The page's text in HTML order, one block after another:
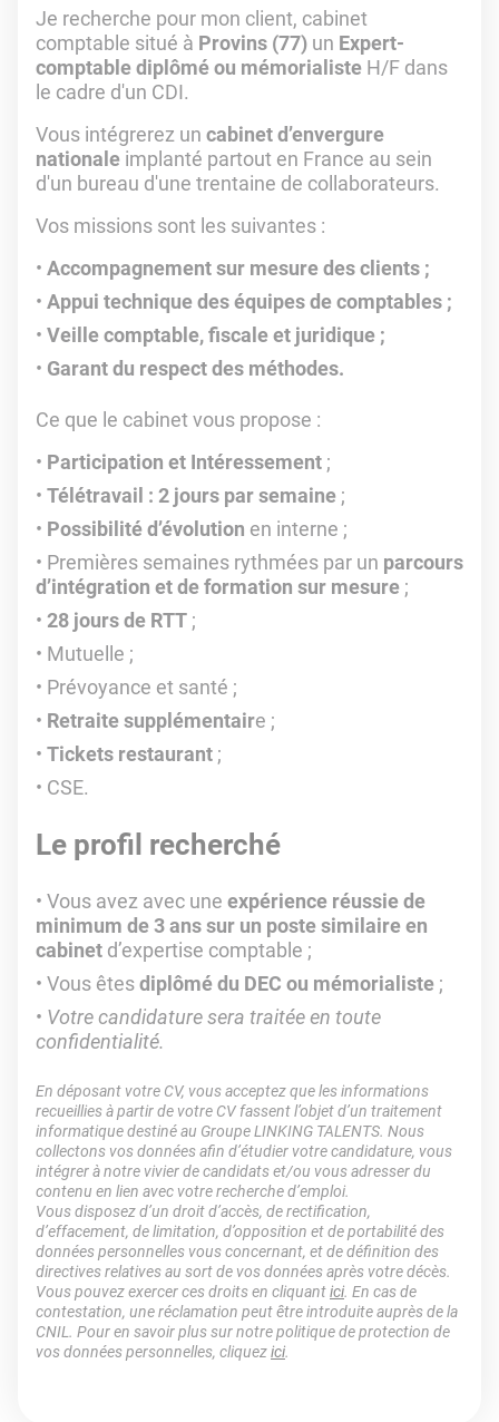
Je recherche pour mon client, cabinet
comptable situé à Provins (77) un Expert-
comptable diplômé ou mémorialiste H/F dans
le cadre d'un CDI.
Vous intégrerez un cabinet d’envergure
nationale implanté partout en France au sein
d'un bureau d'une trentaine de collaborateurs.
Vos missions sont les suivantes :
Accompagnement sur mesure des clients ;
Appui technique des équipes de comptables ;
Veille comptable, fiscale et juridique ;
Garant du respect des méthodes.
Ce que le cabinet vous propose :
Participation et Intéressement ;
Télétravail : 2 jours par semaine ;
Possibilité d’évolution en interne ;
Premières semaines rythmées par un parcours
d’intégration et de formation sur mesure ;
28 jours de RTT ;
Mutuelle ;
Prévoyance et santé ;
Retraite supplémentaire ;
Tickets restaurant ;
CSE.
Le profil recherché
Vous avez avec une expérience réussie de
minimum de 3 ans sur un poste similaire en
cabinet d’expertise comptable ;
Vous êtesdiplômé du DEC ou mémorialiste ;
Votre candidature sera traitée en toute
confidentialité.
En déposant votre CV, vous acceptez que les informations
recueillies à partir de votre CV fassent l’objet d’un traitement
informatique destiné au Groupe LINKING TALENTS. Nous
collectons vos données afin d’étudier votre candidature, vous
intégrer à notre vivier de candidats et/ou vous adresser du
contenu en lien avec votre recherche d’emploi.
Vous disposez d’un droit d’accès, de rectification,
d’effacement, de limitation, d’opposition et de portabilité des
données personnelles vous concernant, et de définition des
directives relatives au sort de vos données après votre décès.
Vous pouvez exercer ces droits en cliquantici. En cas de
contestation, une réclamation peut être introduite auprès de la
CNIL. Pour en savoir plus sur notre politique de protection de
vos données personnelles, cliquezici.